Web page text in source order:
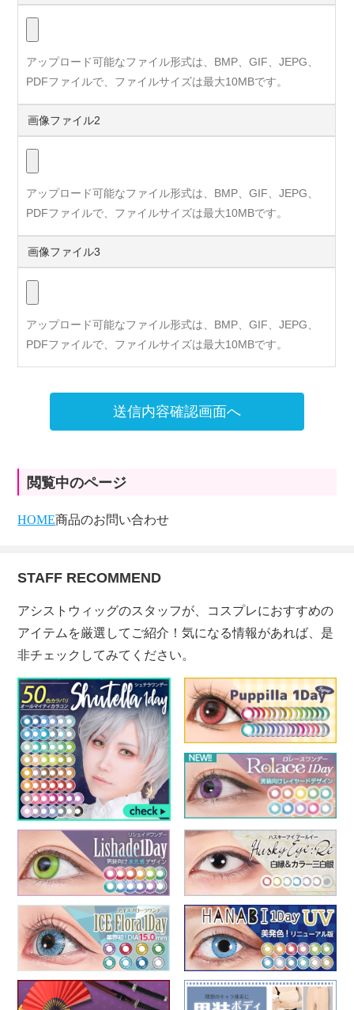
アップロード可能なファイル形式は、BMP、GIF、JEPG、
PDFファイルで、ファイルサイズは最大10MBです。
画像ファイル2
アップロード可能なファイル形式は、BMP、GIF、JEPG、
PDFファイルで、ファイルサイズは最大10MBです。
画像ファイル3
アップロード可能なファイル形式は、BMP、GIF、JEPG、
PDFファイルで、ファイルサイズは最大10MBです。
送信内容確認画面へ
閲覧中のページ
HOME商品のお問い合わせ
STAFF RECOMMEND
アシストウィッグのスタッフが、コスプレにおすすめの
アイテムを厳選してご紹介！気になる情報があれば、是
非チェックしてみてください。